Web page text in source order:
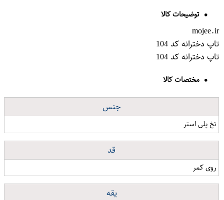
توضیحات کالا
mojee.ir
تاپ دخترانه کد 104
تاپ دخترانه کد 104
مختصات کالا
جنس
نخ پلی استر
قد
روی کمر
یقه